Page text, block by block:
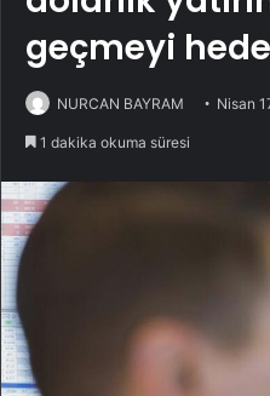
geçmeyi
NURCAN BAYRAM Nisan
1 dakika okuma süresi